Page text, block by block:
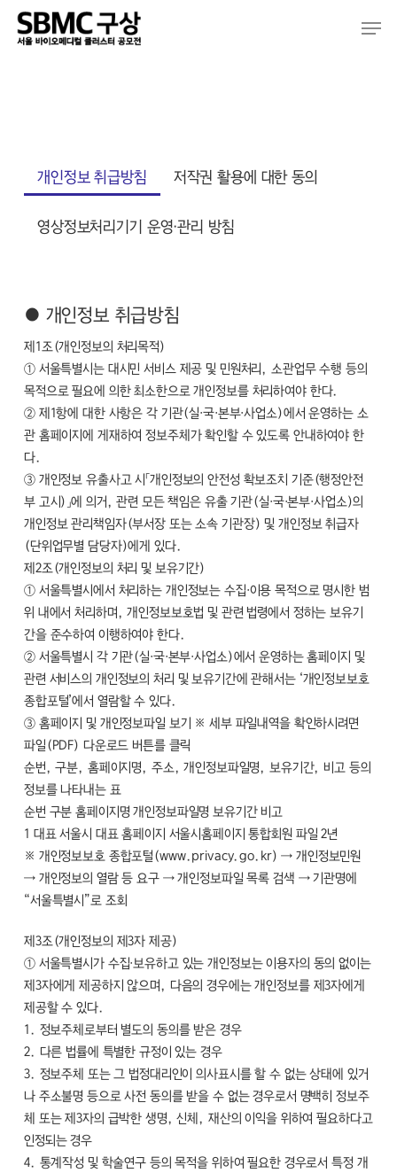
Skip
개인정보 취급방침 저작권 활용에 대한 동의
영상정보처리기기 운영·관리 방침
● 개인정보 취급방침
제1조(개인정보의 처리목적)
① 서울특별시는 대시민 서비스 제공 및 민원처리, 소관업무 수행 등의
목적으로 필요에 의한 최소한으로 개인정보를 처리하여야 한다.
② 제1항에 대한 사항은 각 기관(실·국·본부·사업소)에서 운영하는 소
관 홈페이지에 게재하여 정보주체가 확인할 수 있도록 안내하여야 한
다.
③ 개인정보 유출사고 시「개인정보의 안전성 확보조치 기준(행정안전
부 고시)」에 의거, 관련 모든 책임은 유출 기관(실·국·본부·사업소)의
개인정보 관리책임자(부서장 또는 소속 기관장) 및 개인정보 취급자
(단위업무별 담당자)에게 있다.
제2조(개인정보의 처리 및 보유기간)
① 서울특별시에서 처리하는 개인정보는 수집·이용 목적으로 명시한 범
위 내에서 처리하며, 개인정보보호법 및 관련 법령에서 정하는 보유기
간을 준수하여 이행하여야 한다.
② 서울특별시 각 기관(실·국·본부·사업소)에서 운영하는 홈페이지 및
관련 서비스의 개인정보의 처리 및 보유기간에 관해서는 ‘개인정보보호
종합포털’에서 열람할 수 있다.
③ 홈페이지 및 개인정보파일 보기 ※ 세부 파일내역을 확인하시려면
파일(PDF) 다운로드 버튼를 클릭
순번, 구분, 홈페이지명, 주소, 개인정보파일명, 보유기간, 비고 등의
정보를 나타내는 표
순번 구분 홈페이지명 개인정보파일명 보유기간 비고
1 대표 서울시 대표 홈페이지 서울시홈페이지 통합회원 파일 2년
※ 개인정보보호 종합포털(www.privacy.go.kr) → 개인정보민원
→ 개인정보의 열람 등 요구 → 개인정보파일 목록 검색 → 기관명에
“서울특별시”로 조회
제3조(개인정보의 제3자 제공)
① 서울특별시가 수집·보유하고 있는 개인정보는 이용자의 동의 없이는
제3자에게 제공하지 않으며, 다음의 경우에는 개인정보를 제3자에게
제공할 수 있다.
1. 정보주체로부터 별도의 동의를 받은 경우
2. 다른 법률에 특별한 규정이 있는 경우
3. 정보주체 또는 그 법정대리인이 의사표시를 할 수 없는 상태에 있거
나 주소불명 등으로 사전 동의를 받을 수 없는 경우로서 명백히 정보주
체 또는 제3자의 급박한 생명, 신체, 재산의 이익을 위하여 필요하다고
인정되는 경우
4. 통계작성 및 학술연구 등의 목적을 위하여 필요한 경우로서 특정 개